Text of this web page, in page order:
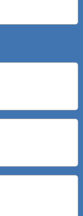
LE NOVE
CON
DELLE